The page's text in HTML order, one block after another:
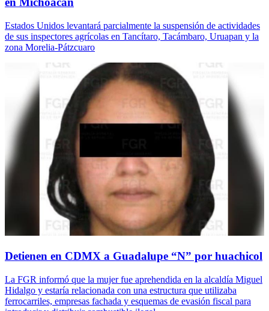
Estados Unidos levantará parcialmente la suspensión de actividades
de sus inspectores agrícolas en Tancítaro, Tacámbaro, Uruapan y la
zona Morelia-Pátzcuaro
Detienen en CDMX a Guadalupe “N” por huachicol
La FGR informó que la mujer fue aprehendida en la alcaldía Miguel
Hidalgo y estaría relacionada con una estructura que utilizaba
ferrocarriles, empresas fachada y esquemas de evasión fiscal para